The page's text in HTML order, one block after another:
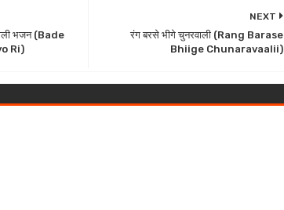
NEXT
रंग बरसे भीगे चुनरवाली (Rang Barase
Bhiige Chunaravaalii)
भजन (Bade
Ri)